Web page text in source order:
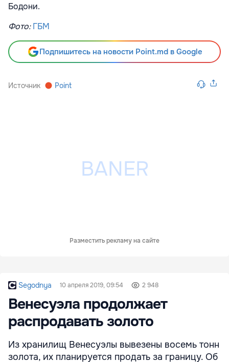
Бодони.
Фото: ГБМ
Подпишитесь на новости Point.md в Google
Источник Point
Разместить рекламу на сайте
Segodnya 10 апреля 2019, 09:54 2 948
Венесуэла продолжает
распродавать золото
Из хранилищ Венесуэлы вывезены восемь тонн
золота, их планируется продать за границу. Об